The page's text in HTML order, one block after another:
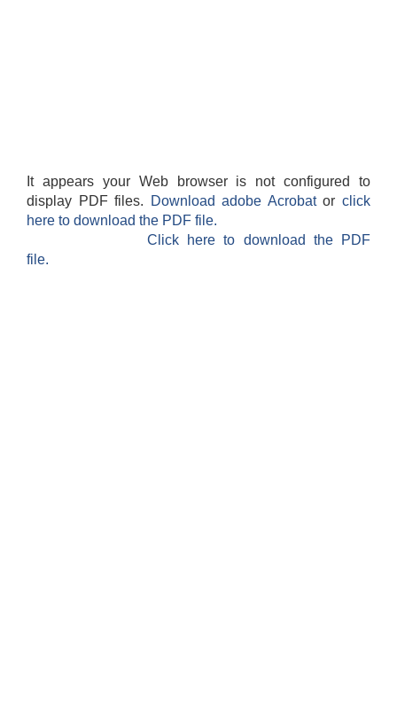
It appears your Web browser is not configured to
display PDF files.
Download adobe Acrobatorclick
here to download the PDF file.
Click here to download the PDF
file.